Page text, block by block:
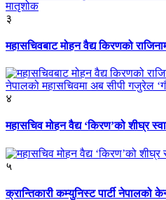
३
महासचिवबाट मोहन वैद्य किरणको
४
महासचिव मोहन वैद्य ‘किरण’को शीघ्र
५
क्रान्तिकारी कम्युनिस्ट पार्टी नेपालको